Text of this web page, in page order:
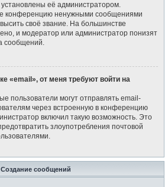
её администратором.
конференцию ненужными сообщениями
своё звание. На большинстве
и модератор или администратор понизят
сообщений.
«email», от меня требуют войти на
пользователи могут отправлять email-
через встроенную в конференцию
включил такую возможность. Это
злоупотребления почтовой
Создание сообщений